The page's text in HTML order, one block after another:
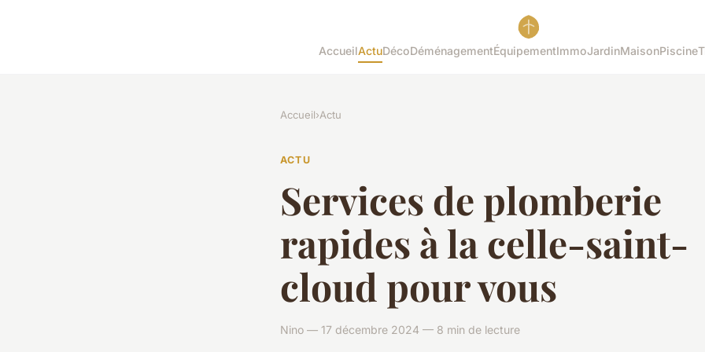
AccueilActuDécoDéménagementÉquipementImmoJardinMaisonPiscine
Accueil›Actu
ACTU
Services de plomberie
rapides à la celle-saint-
cloud pour vous
Nino — 17 décembre 2024 — 8 min de lecture